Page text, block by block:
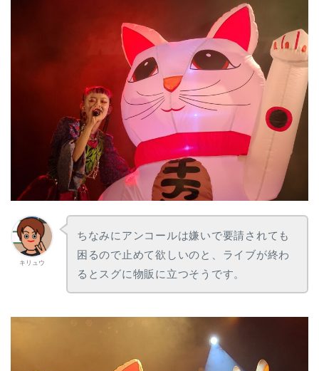
キリュウ
ちなみにアンコールは嫌いで要請されても
困るので止めて欲しいのと、ライブが終わ
るとスグに物販に立つそうです。